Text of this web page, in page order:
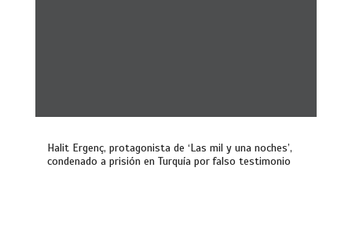
Halit Ergenç, protagonista de ‘Las mil y una noches’,
condenado a prisión en Turquía por falso testimonio